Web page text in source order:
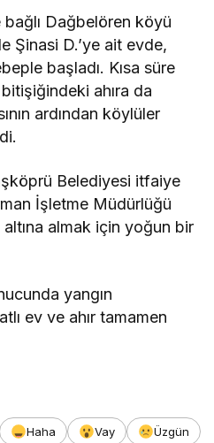
Dağbelören köyü
Şinasi D.’ye ait evde,
başladı. Kısa süre
ahıra da
ardından köylüler
Belediyesi itfaiye
İşletme Müdürlüğü
almak için yoğun bir
yangın
ev ve ahır tamamen
Haha Vay
Üzgün